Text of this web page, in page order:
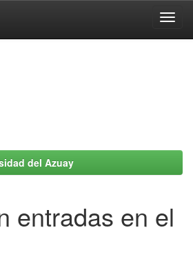
del Azuay
entradas en el